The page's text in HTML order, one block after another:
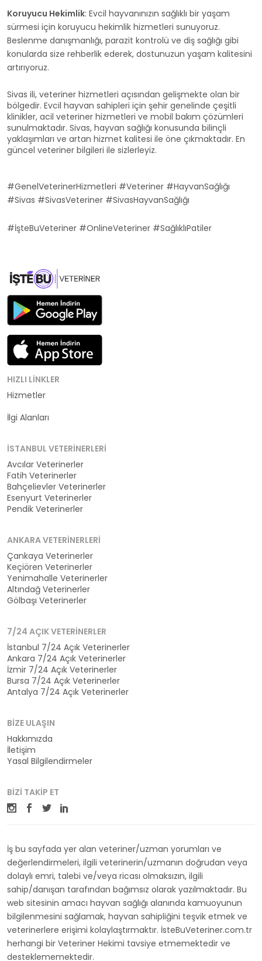
Koruyucu Hekimlik: Evcil hayvanınızın sağlıklı bir yaşam
sürmesi için koruyucu hekimlik hizmetleri sunuyoruz.
Beslenme danışmanlığı, parazit kontrolü ve diş sağlığı gibi
konularda size rehberlik ederek, dostunuzun yaşam kalitesini
artırıyoruz.
Sivas ili, veteriner hizmetleri açısından gelişmekte olan bir
bölgedir. Evcil hayvan sahipleri için şehir genelinde çeşitli
klinikler, acil veteriner hizmetleri ve mobil bakım çözümleri
sunulmaktadır. Sivas, hayvan sağlığı konusunda bilinçli
yaklaşımları ve artan hizmet kalitesi ile öne çıkmaktadır. En
güncel veteriner bilgileri ile sizlerleyiz.
#GenelVeterinerHizmetleri #Veteriner #HayvanSağlığı
#Sivas #SivasVeteriner #SivasHayvanSağlığı
#İşteBuVeteriner #OnlineVeteriner #SağlıklıPatiler
HIZLI LINKLER
Hizmetler
İlgi Alanları
İSTANBUL VETERINERLERI
Avcılar Veterinerler
Fatih Veterinerler
Bahçelievler Veterinerler
Esenyurt Veterinerler
Pendik Veterinerler
ANKARA VETERINERLERI
Çankaya Veterinerler
Keçiören Veterinerler
Yenimahalle Veterinerler
Altındağ Veterinerler
Gölbaşı Veterinerler
7/24 AÇIK VETERINERLER
İstanbul 7/24 Açık Veterinerler
Ankara 7/24 Açık Veterinerler
İzmir 7/24 Açık Veterinerler
Bursa 7/24 Açık Veterinerler
Antalya 7/24 Açık Veterinerler
BIZE ULAŞIN
Hakkımızda
İletişim
Yasal Bilgilendirmeler
BIZI TAKIP ET
İş bu sayfada yer alan veteriner/uzman yorumları ve
değerlendirmeleri, ilgili veterinerin/uzmanın doğrudan veya
dolaylı emri, talebi ve/veya ricası olmaksızın, ilgili
sahip/danışan tarafından bağımsız olarak yazılmaktadır. Bu
web sitesinin amacı hayvan sağlığı alanında kamuoyunun
bilgilenmesini sağlamak, hayvan sahipliğini teşvik etmek ve
veterinerlere erişimi kolaylaştırmaktır. İsteBuVeteriner.com.tr
herhangi bir Veteriner Hekimi tavsiye etmemektedir ve
desteklememektedir.